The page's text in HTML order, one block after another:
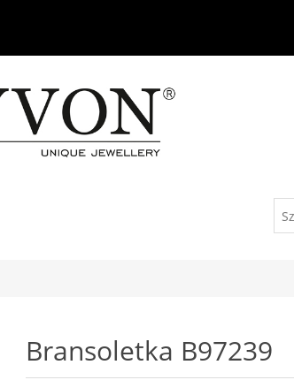
Bransoletka B97239